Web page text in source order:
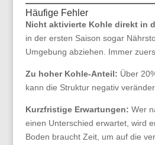
Häufige Fehler
Nicht aktivierte Kohle direkt in
in der ersten Saison sogar
Umgebung abziehen. Immer
Zu hoher Kohle-Anteil: Über
kann die Struktur negativ
Kurzfristige Erwartungen: Wer
einen Unterschied erwartet, wird
Boden braucht Zeit, um auf die